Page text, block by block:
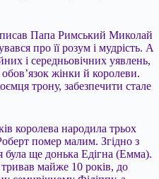
Папа Римський Миколай
про її розум і мудрість. А
і середньовічних уявлень,
жінки й королеви.
трону, забезпечити стале
королева народила трьох
помер малим. Згідно з
ще донька Едігна (Емма).
майже 10 років, до